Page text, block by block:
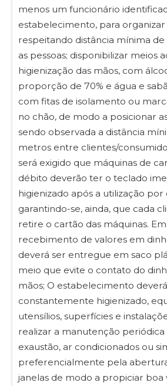
menos um funcionário
estabelecimento, para organizar
respeitando distância mínima
as pessoas; disponibilizar meios
higienização das mãos, com
proporção de 70% e água e
com fitas de isolamento ou
no chão, de modo a posicionar
sendo observada a distância
metros entre clientes/
será exigido que máquinas de
débito deverão ter o teclado
higienizado após a utilização por
garantindo-se, ainda, que cada
retire o cartão das máquinas.
recebimento de valores em
deverá ser entregue em saco
meio que evite o contato do
mãos; O estabelecimento
constantemente higienizado,
utensílios, superfícies e
realizar a manutenção periódica
exaustão, ar condicionados ou
preferencialmente pela
janelas de modo a propiciar boa